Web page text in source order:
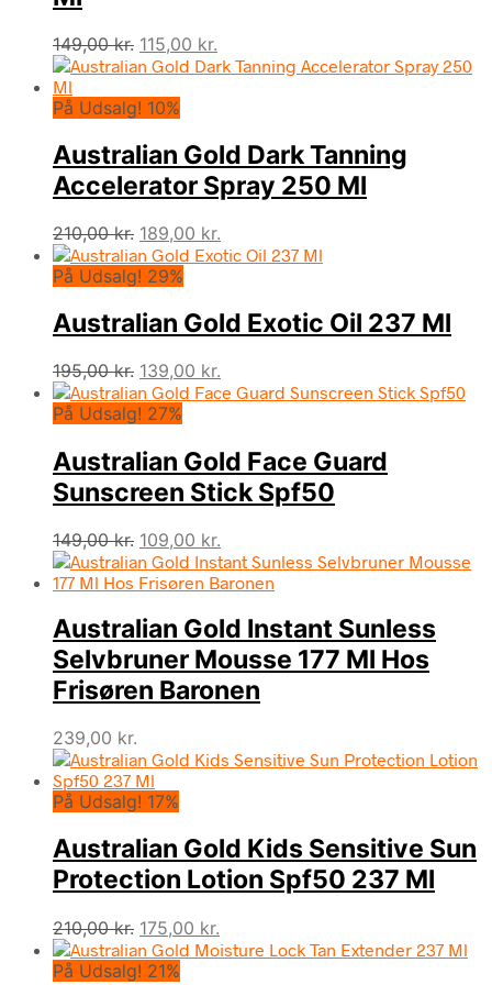
149,00kr. Den
oprindelige
var:
115,00 kr.
aktuelle
På Udsalg! 10%
Australian Gold Dark Tanning
Accelerator Spray 250 Ml
210,00kr. Den
oprindelige
pris
210,00 kr..
189,00 kr.
aktuelle
189,00 kr..
På Udsalg! 29%
Australian Gold Exotic Oil 237 Ml
195,00kr. Den
oprindelige
pris
195,00 kr..
139,00 kr.
aktuelle
139,00 kr..
På Udsalg! 27%
Australian Gold Face Guard
Sunscreen Stick Spf50
149,00kr. Den
oprindelige
pris
149,00 kr..
109,00 kr.
aktuelle
pris
109,00 kr..
Australian Gold Instant Sunless
Selvbruner Mousse 177 Ml Hos
Frisøren Baronen
239,00 kr.
På Udsalg! 17%
Australian Gold Kids Sensitive Sun
Protection Lotion Spf50 237 Ml
210,00kr. Den
oprindelige
pris
175,00 kr.
aktuelle
På Udsalg! 21%